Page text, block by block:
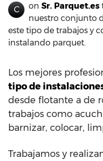
C on Sr. Parquet.es
nuestro conjunto
este tipo de trabajos y
instalando parquet.
Los mejores
tipo de
desde flotante a de
trabajos como
barnizar, colocar,
Trabajamos y